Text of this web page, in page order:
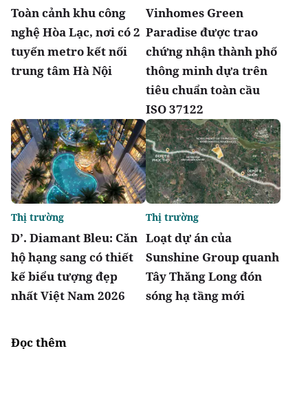
Toàn cảnh khu công
nghệ Hòa Lạc, nơi có 2
tuyến metro kết nối
trung tâm Hà Nội
Vinhomes Green
Paradise được trao
chứng nhận thành phố
thông minh dựa trên
tiêu chuẩn toàn cầu
ISO 37122
D’. Diamant Bleu: Căn
hộ hạng sang có thiết
kế biểu tượng đẹp
nhất Việt Nam 2026
Thị trường
Loạt dự án của
Sunshine Group quanh
Tây Thăng Long đón
sóng hạ tầng mới
Thị trường
Đọc thêm